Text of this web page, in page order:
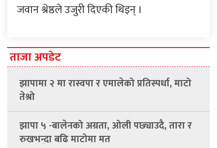
जवान श्रेष्ठले उजुरी दिएकी थिइन् ।
ताजा अपडेट
झापामा २ मा रास्वपा र एमालेको प्रतिस्पर्धा, माटो
तेश्रो
झापा ५ -बालेनको अग्रता, ओली पछ्याउदै, तारा र
रुखभन्दा बढि माटोमा मत